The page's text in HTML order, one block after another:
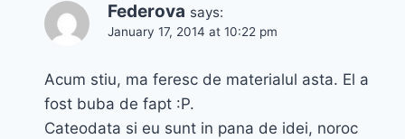
Federova says:
January 17, 2014 at 10:22 pm
Acum stiu, ma feresc de materialul asta. El a
fost buba de fapt :P.
Cateodata si eu sunt in pana de idei, noroc